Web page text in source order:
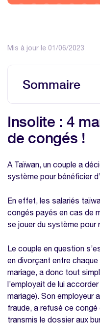
Mis à jour le 01/06/2023
Sommaire
Nos modèles à
thématique
Modèle calcul
Insolite : 4
de congés !
A Taïwan, un couple a
système pour bénéficier
En effet, les salariés
congés payés en cas de
se jouer du système pour
Le couple en question
en divorçant entre
mariage, a donc tout
l’employait de lui
mariage). Son employeur
fraude, a refusé ce congé
transmis le dossier aux